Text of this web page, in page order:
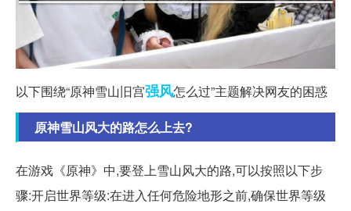
以下围绕“原神雪山旧宫强风怎么过”主题解决网友的困惑
原神雪山风大的路怎么上去?
在游戏《原神》中,要登上雪山风大的路,可以按照以下步
骤:开启世界等级:在进入任何危险地形之前,确保世界等级